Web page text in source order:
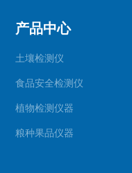
产品中心
土壤检测仪
食品安全检测仪
植物检测仪器
粮种果品仪器